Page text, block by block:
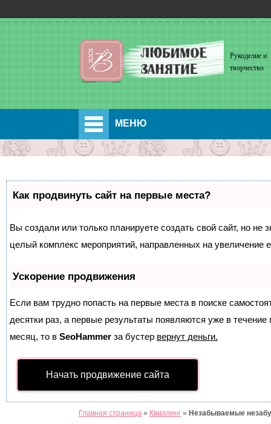
Рукоделие и
творчество
МЕНЮ
Как продвинуть сайт на первые места?
Вы создали или только планируете создать свой сайт, но не
целый комплекс мероприятий, направленных на увеличение
Ускорение продвижения
Если вам трудно попасть на первые места в поиске
десятки раз, а первые результаты появляются уже в
месяц, то в SeoHammer за бустер вернут деньги.
Начать продвижение сайта
Главная страница » Квиллинг » Незабываемые